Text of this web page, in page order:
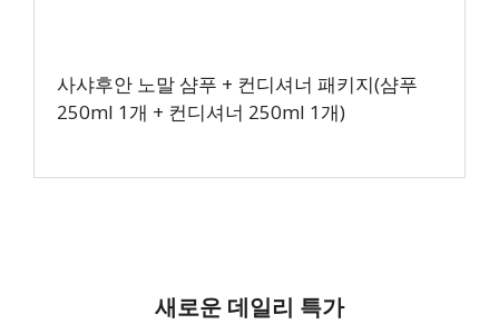
사샤후안 노말 샴푸 + 컨디셔너 패키지(샴푸
250ml 1개 + 컨디셔너 250ml 1개)
새로운 데일리 특가